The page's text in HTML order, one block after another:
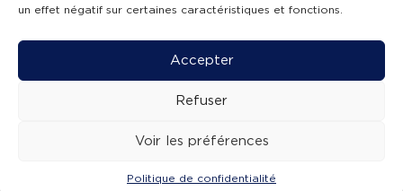
un effet négatif sur certaines caractéristiques et fonctions.
Accepter
Refuser
Voir les préférences
Politique de confidentialité
ÉMISSIONS AGENDA
Mentions légales -Accessibilité